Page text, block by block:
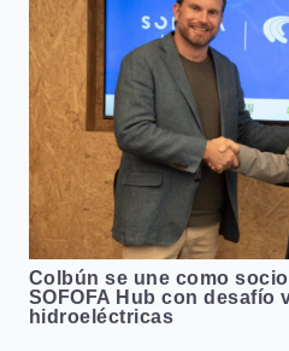
Colbún se une como
SOFOFA Hub con desafío
hidroeléctricas